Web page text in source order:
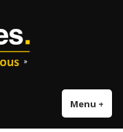
Menu +